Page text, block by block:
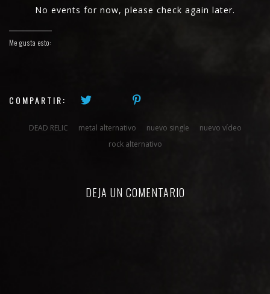
No events for now, please check again later.
Me gusta esto:
COMPARTIR:
DEAD RELIC metal alternativo nuevo single
nuevo vídeo
rock alternativo
DEJA UN COMENTARIO